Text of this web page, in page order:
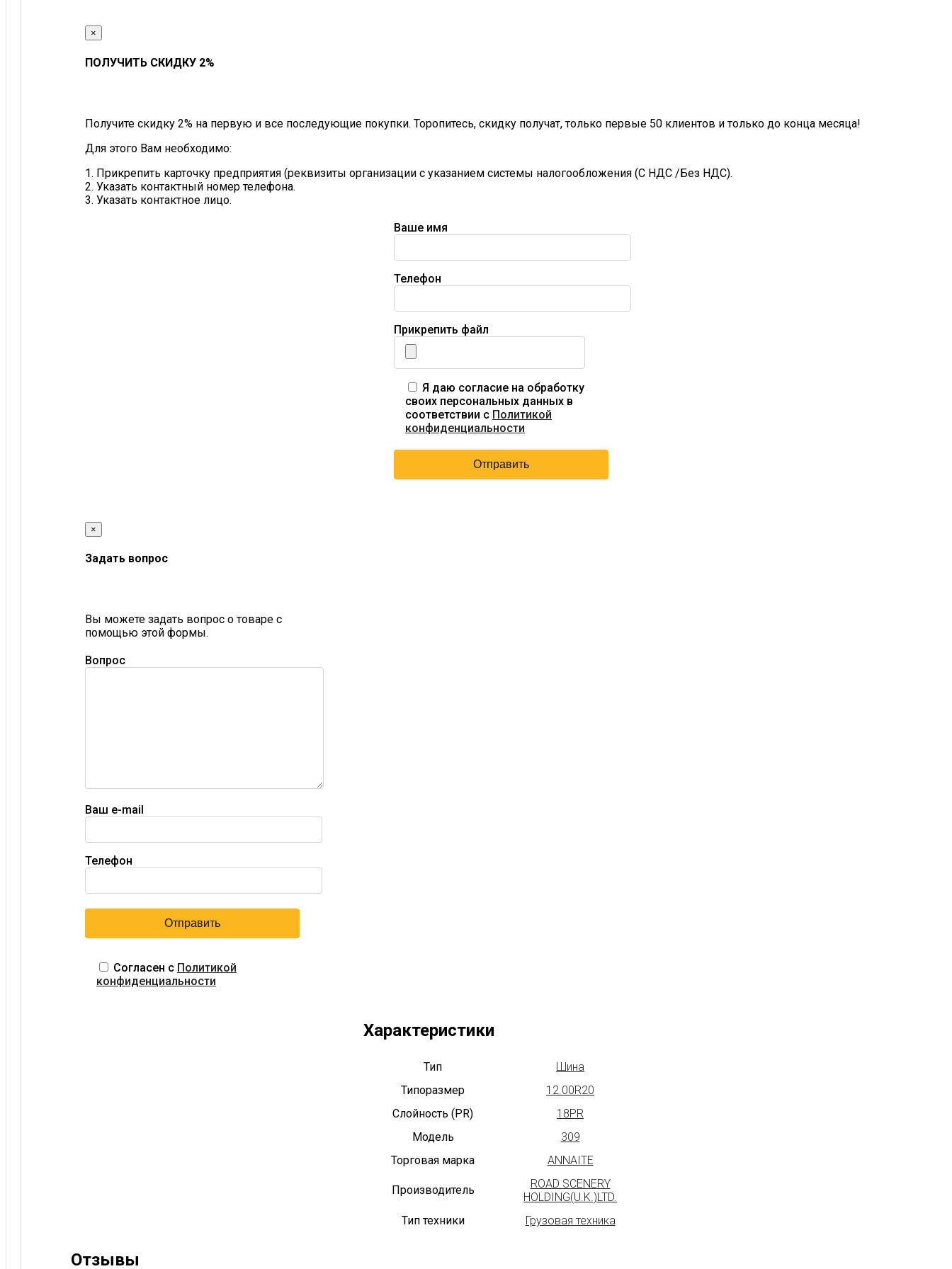
×
ПОЛУЧИТЬ СКИДКУ 2%
Получите скидку 2% на первую и все последующие покупки. Торопитесь, скидку получат, только первые 50 клиентов и только до конца месяца!
Для этого Вам необходимо:
1. Прикрепить карточку предприятия (реквизиты организации с указанием системы налогообложения (С НДС /Без НДС).
2. Указать контактный номер телефона.
3. Указать контактное лицо.
Ваше имя
Телефон
Прикрепить файл
Я даю согласие на обработку
своих персональных данных в
соответствии с Политикой
конфиденциальности
×
Задать вопрос
Вы можете задать вопрос о товаре с
помощью этой формы.
Вопрос
Ваш e-mail
Телефон
Согласен с Политикой
конфиденциальности
Характеристики
Тип
Шина
Типоразмер
12.00R20
Слойность (PR)
18PR
Модель
309
Торговая марка
ANNAITE
Производитель
ROAD SCENERY
HOLDING(U.K.)LTD.
Тип техники
Грузовая техника
Отзывы